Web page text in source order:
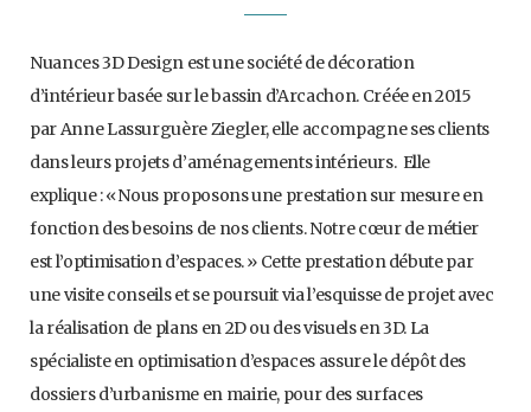
Nuances 3D Design est une société de décoration
d’intérieur basée sur le bassin d’Arcachon. Créée en 2015
par Anne Lassurguère Ziegler, elle accompagne ses clients
dans leurs projets d’aménagements intérieurs. Elle
explique : « Nous proposons une prestation sur mesure en
fonction des besoins de nos clients. Notre cœur de métier
est l’optimisation d’espaces. » Cette prestation débute par
une visite conseils et se poursuit via l’esquisse de projet avec
la réalisation de plans en 2D ou des visuels en 3D. La
spécialiste en optimisation d’espaces assure le dépôt des
dossiers d’urbanisme en mairie, pour des surfaces